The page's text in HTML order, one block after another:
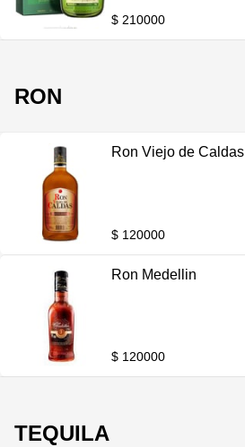
$ 210000
RON
Ron Viejo de Caldas
$ 120000
Ron Medellin
$ 120000
TEQUILA